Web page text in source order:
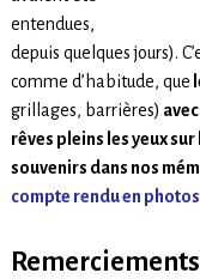
entendues,
depuis quelques jours).
comme d’habitude, que
grillages, barrières)
rêves pleins les yeux
souvenirs dans nos
compte rendu en photos